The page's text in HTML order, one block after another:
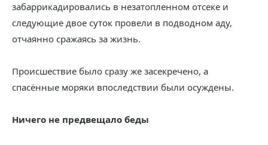
забаррикадировались в незатопленном отсеке и
следующие двое суток провели в подводном аду,
отчаянно сражаясь за жизнь.
Происшествие было сразу же засекречено, а
спасённые моряки впоследствии были осуждены.
Ничего не предвещало беды